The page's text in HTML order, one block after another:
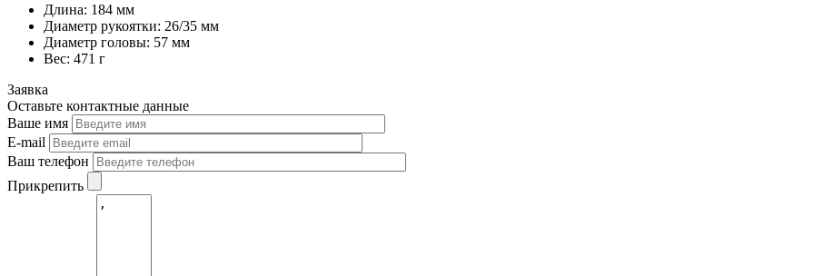
Длина: 184 мм
Диаметр рукоятки: 26/35 мм
Диаметр головы: 57 мм
Вес: 471 г
Заявка
Оставьте контактные данные
Ваше имя
E-mail
Ваш телефон
Прикрепить